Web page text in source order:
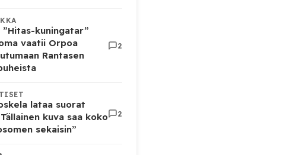
”Hitas-kuningatar”
vaatii Orpoa
Rantasen
2
lataa suorat
kuva saa koko
sekaisin”
2